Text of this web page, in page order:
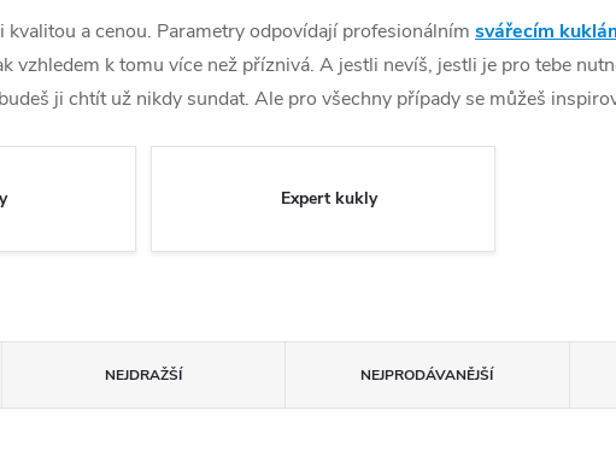
a cenou. Parametry odpovídají profesionálním svářecím
vzhledem k tomu více než příznivá. A jestli nevíš, jestli je pro tebe
ji chtít už nikdy sundat. Ale pro všechny případy se můžeš
Expert kukly
NEJDRAŽŠÍ NEJPRODÁVANĚJŠÍ